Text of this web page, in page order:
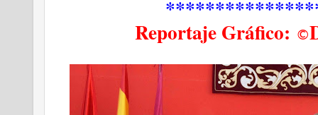
Reportaje Gráfico: ©